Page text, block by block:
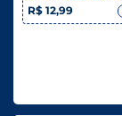
R$ 12,99